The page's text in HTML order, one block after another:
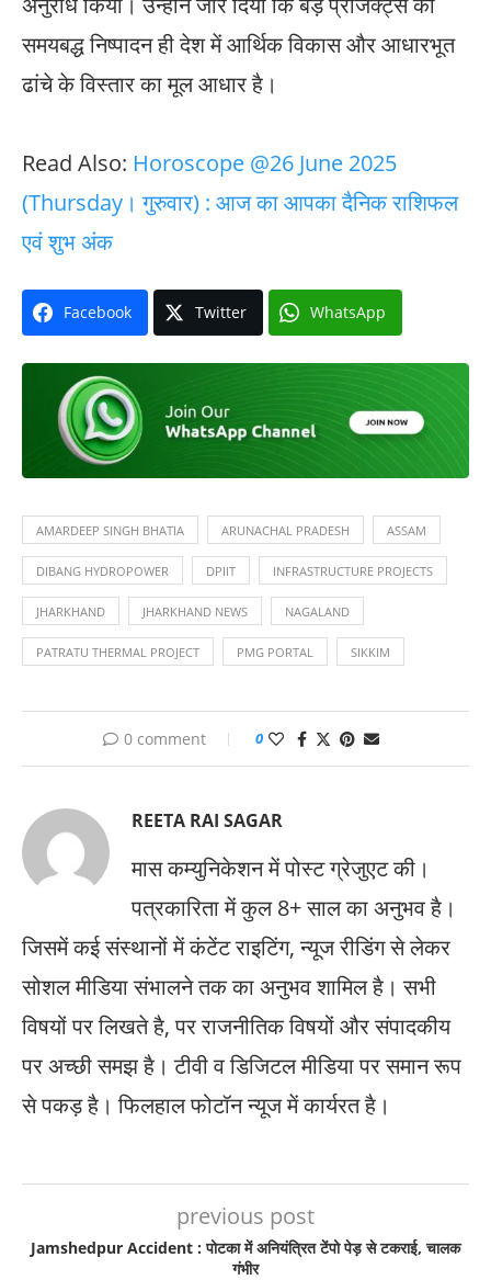
समयबद्ध निष्पादन ही देश में आर्थिक विकास और आधारभूत
ढांचे के विस्तार का मूल आधार है।
Read Also: Horoscope @26 June 2025
(Thursday। गुरुवार) : आज का आपका दैनिक राशिफल
एवं शुभ अंक
Facebook Twitter WhatsApp
AMARDEEP SINGH BHATIA ARUNACHAL PRADESH ASSAM
DIBANG HYDROPOWER DPIIT INFRASTRUCTURE PROJECTS
JHARKHAND JHARKHAND NEWS NAGALAND
PATRATU THERMAL PROJECT PMG PORTAL SIKKIM
0 comment 0
REETA RAI SAGAR
मास कम्युनिकेशन में पोस्ट ग्रेजुएट की।
पत्रकारिता में कुल 8+ साल का अनुभव है।
जिसमें कई संस्थानों में कंटेंट राइटिंग, न्यूज रीडिंग से लेकर
सोशल मीडिया संभालने तक का अनुभव शामिल है। सभी
विषयों पर लिखते है, पर राजनीतिक विषयों और संपादकीय
पर अच्छी समझ है। टीवी व डिजिटल मीडिया पर समान रूप
से पकड़ है। फिलहाल फोटॉन न्यूज में कार्यरत है।
previous post
Jamshedpur Accident : पोटका में अनियंत्रित टेंपो पेड़ से टकराई, चालक
गंभीर